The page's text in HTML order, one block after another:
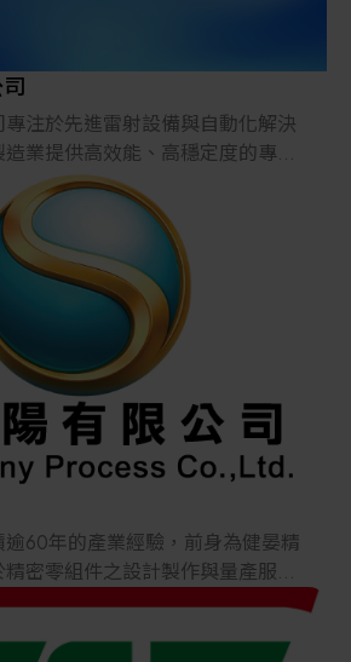
決策。
「IT + OT + AI」 的新一代整合戰
方法論，協助企業實現從資料採
面升級，最終達成降本、增效、提
值，引領客戶邁向具備高韌性的未
注於先進雷射設備與自動化解決
業提供高效能、高穩定度的專業
創新、專業、服務」的理念，積極
，並提供在地化的技術支援與完善
戶提升製程品質與競爭力。
接、切割、表面處理、氣體供應、
線，能夠為客戶提供全方位解決方
技術團隊，能針對不同產業需求提
透過在地化的快速維修與技術支
流程穩定順暢。
屬加工、電子製造、精密機械、汽
等產業，協助客戶提升自動化與
勢。
製造趨勢加速，昊爾科技將持續
展多元產品線，並深化客戶服務，
業邁向國際化與智慧化的重要合作
60年的產業經驗，前身為健晏精
密零組件之設計製作與量產服
產業發展，逐步深化於電子工程